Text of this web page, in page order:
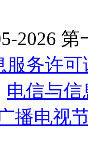
2026
服务许
电信与
播电视